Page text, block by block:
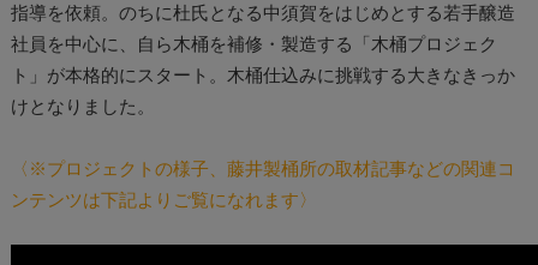
指導を依頼。のちに杜氏となる中須賀をはじめとする若手醸造
社員を中心に、自ら木桶を補修・製造する「木桶プロジェク
ト」が本格的にスタート。木桶仕込みに挑戦する大きなきっか
けとなりました。
〈※プロジェクトの様子、藤井製桶所の取材記事などの関連コ
ンテンツは下記よりご覧になれます〉